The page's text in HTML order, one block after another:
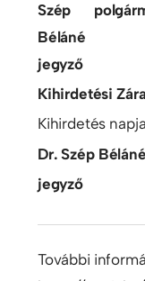
Szép
Béláné
jegyző
Kihirdetési
Kihirdetés
Dr. Szép Béláné
jegyző
További